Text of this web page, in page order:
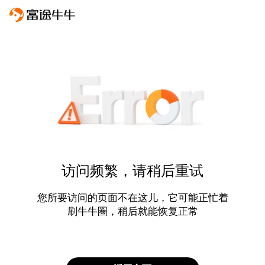
访问频繁，请稍后重试
您所要访问的页面不在这儿，它可能正忙着
刷牛牛圈，稍后就能恢复正常